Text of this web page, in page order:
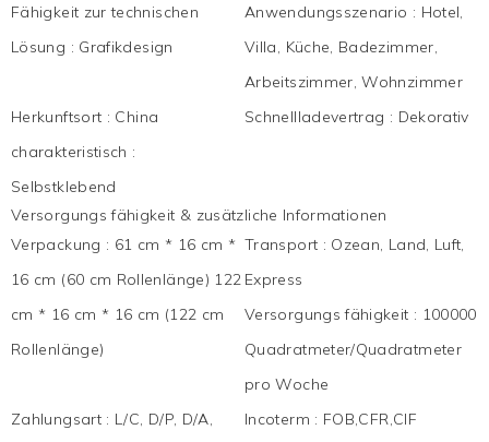
Fähigkeit zur technischen
Lösung : Grafikdesign
Anwendungsszenario : Hotel,
Villa, Küche, Badezimmer,
Arbeitszimmer, Wohnzimmer
Herkunftsort : China Schnellladevertrag : Dekorativ
charakteristisch :
Selbstklebend
Versorgungs fähigkeit & zusätzliche Informationen
Verpackung : 61 cm * 16 cm *
16 cm (60 cm Rollenlänge) 122
cm * 16 cm * 16 cm (122 cm
Rollenlänge)
Transport : Ozean, Land, Luft,
Express
Versorgungs fähigkeit : 100000
Quadratmeter/Quadratmeter
pro Woche
Zahlungsart : L/C, D/P, D/A,
Incoterm : FOB,CFR,CIF